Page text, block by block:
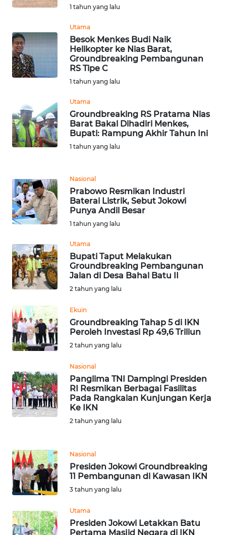
1 tahun yang lalu
Utama
Besok Menkes Budi Naik
Helikopter ke Nias Barat,
Groundbreaking Pembangunan
RS Tipe C
1 tahun yang lalu
Utama
Groundbreaking RS Pratama Nias
Barat Bakal Dihadiri Menkes,
Bupati: Rampung Akhir Tahun Ini
1 tahun yang lalu
Nasional
Prabowo Resmikan Industri
Baterai Listrik, Sebut Jokowi
Punya Andil Besar
1 tahun yang lalu
Utama
Bupati Taput Melakukan
Groundbreaking Pembangunan
Jalan di Desa Bahal Batu II
2 tahun yang lalu
Ekuin
Groundbreaking Tahap 5 di IKN
Peroleh Investasi Rp 49,6 Triliun
2 tahun yang lalu
Nasional
Panglima TNI Dampingi Presiden
RI Resmikan Berbagai Fasilitas
Pada Rangkaian Kunjungan Kerja
Ke IKN
2 tahun yang lalu
Nasional
Presiden Jokowi Groundbreaking
11 Pembangunan di Kawasan IKN
3 tahun yang lalu
Utama
Presiden Jokowi Letakkan Batu
Pertama Masjid Negara di IKN
KAMI
PEDOMAN
MEDIA
SIBER
REDAKSI
KARIR
DISCLAIMER
Regional
WN
SUMUT
WN
JAKARTA
WN
JABAR
WN
BANTEN
WN
KEPRI
WN
PAPUA
BARAT
WN
RIAU